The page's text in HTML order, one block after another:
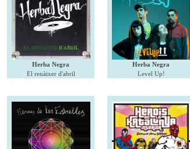
Herba Negra
El renàixer d'abril
Herba Negra
Level Up!